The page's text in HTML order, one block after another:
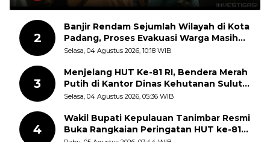
2
Banjir Rendam Sejumlah Wilayah di Kota
Padang, Proses Evakuasi Warga Masih
Berlangsung
Selasa, 04 Agustus 2026, 10:18 WIB
3
Menjelang HUT Ke-81 RI, Bendera Merah
Putih di Kantor Dinas Kehutanan Sulut
Disorot Warga
Selasa, 04 Agustus 2026, 05:36 WIB
4
Wakil Bupati Kepulauan Tanimbar Resmi
Buka Rangkaian Peringatan HUT ke-81